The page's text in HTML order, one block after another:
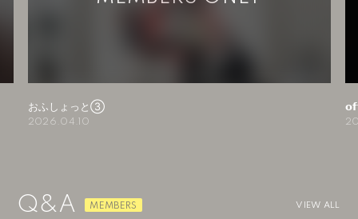
おふしょっと③
2026.04.10
Q&A VIEW ALL